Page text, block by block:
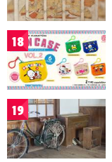
18
19